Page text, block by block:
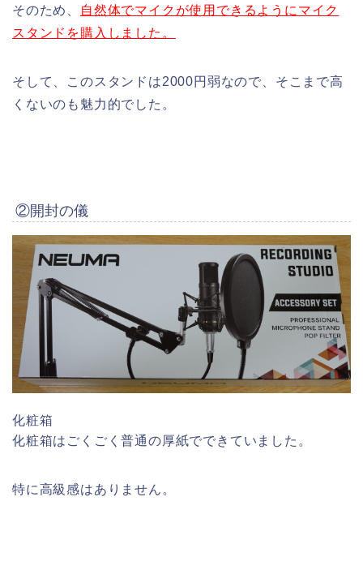
そのため、
自然体でマイクが使用できるようにマイク
スタンドを購入しました。
そして、このスタンドは2000円弱なので、そこまで高
くないのも魅力的でした。
②開封の儀
化粧箱
化粧箱はごくごく普通の厚紙でできていました。
特に高級感はありません。